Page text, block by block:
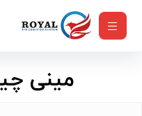
مینی